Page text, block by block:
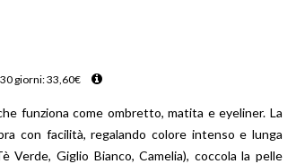
giorni:33,60€
funziona come ombretto, matita e eyeliner. La
con facilità, regalando colore intenso e lunga
Giglio Bianco, Camelia), coccola la pelle